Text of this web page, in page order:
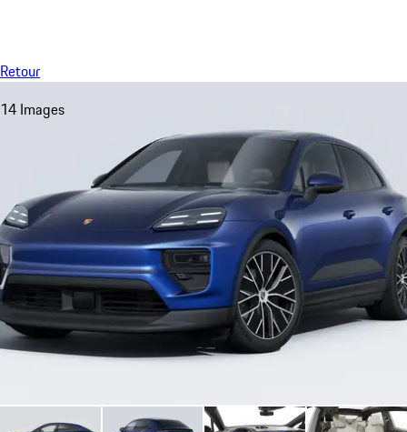
Retour
14 Images